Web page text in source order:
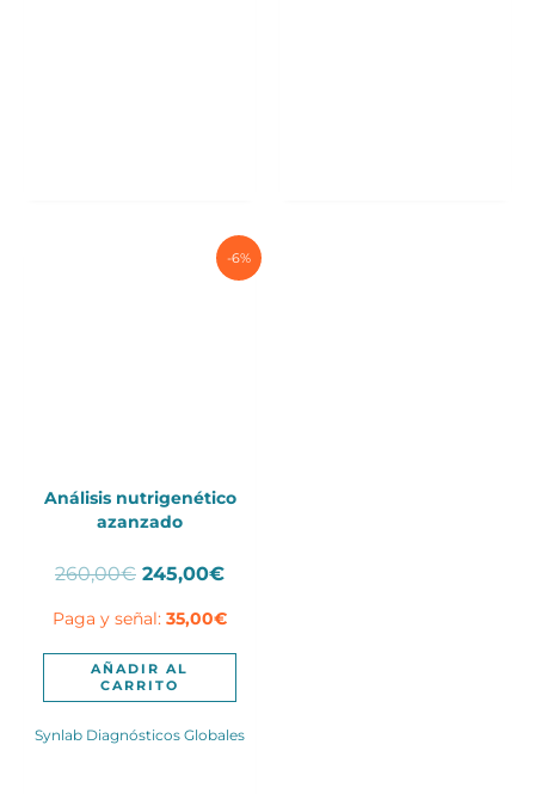
-6%
Análisis nutrigenético
azanzado
260,00€ El
original
era:
260,00€.
245,00€El
actual
es:
Paga y señal: 35,00€
AÑADIR AL
CARRITO
Synlab Diagnósticos Globales